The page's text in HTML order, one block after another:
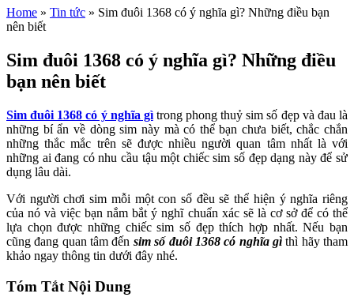
Home » Tin tức » Sim đuôi 1368 có ý nghĩa gì? Những điều bạn
nên biết
Sim đuôi 1368 có ý nghĩa gì? Những điều
bạn nên biết
Sim đuôi 1368 có ý nghĩa gìtrong phong thuỷ sim số đẹp và đau là
những bí ẩn về dòng sim này mà có thể bạn chưa biết, chắc chắn
những thắc mắc trên sẽ được nhiều người quan tâm nhất là với
những ai đang có nhu cầu tậu một chiếc sim số đẹp dạng này để sử
dụng lâu dài.
Với người chơi sim mỗi một con số đều sẽ thể hiện ý nghĩa riêng
của nó và việc bạn nắm bắt ý nghĩ chuẩn xác sẽ là cơ sở để có thể
lựa chọn được những chiếc sim số đẹp thích hợp nhất. Nếu bạn
cũng đang quan tâm đến sim số đuôi 1368 có nghĩa gìthì hãy tham
khảo ngay thông tin dưới đây nhé.
Tóm Tắt Nội Dung